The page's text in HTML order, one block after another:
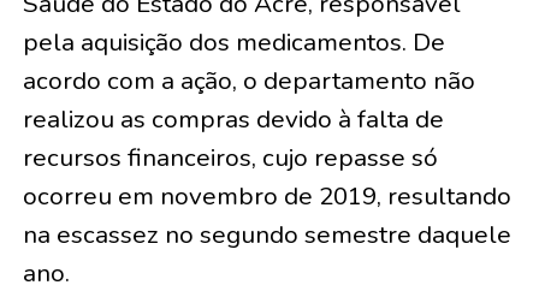
pela aquisição dos medicamentos. De
acordo com a ação, o departamento não
realizou as compras devido à falta de
recursos financeiros, cujo repasse só
ocorreu em novembro de 2019, resultando
na escassez no segundo semestre daquele
ano.